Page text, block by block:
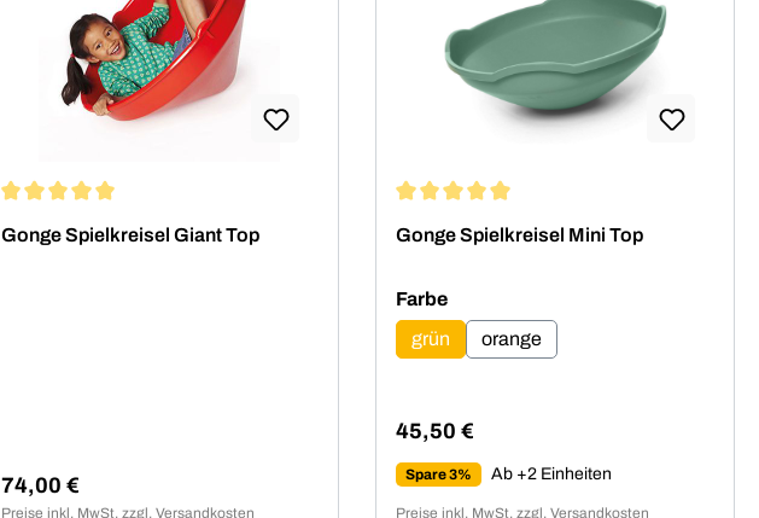
Gonge Spielkreisel Giant Top
Regulärer Preis:
74,00 €
Preise inkl. MwSt. zzgl. Versandkosten
Gonge Spielkreisel Mini Top
Farbeauswählen
grün
orange
Regulärer Preis:
45,50 €
Spare 3% Ab +2 Einheiten
Preise inkl. MwSt. zzgl. Versandkosten